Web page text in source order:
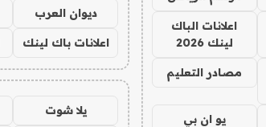
اعلانات الباك
لينك 2026
مصادر التعليم
يو ان بي
ديوان العرب
اعلانات باك لينك
يلا شوت